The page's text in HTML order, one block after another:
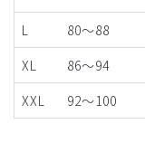
L
80～88
XL
86～94
XXL
92～100